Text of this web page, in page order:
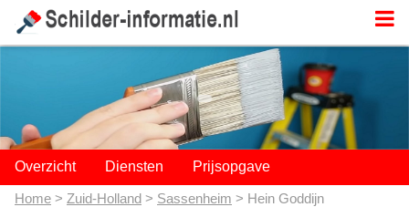
Overzicht Diensten Prijsopgave
Home > Zuid-Holland > Sassenheim > Hein Goddijn